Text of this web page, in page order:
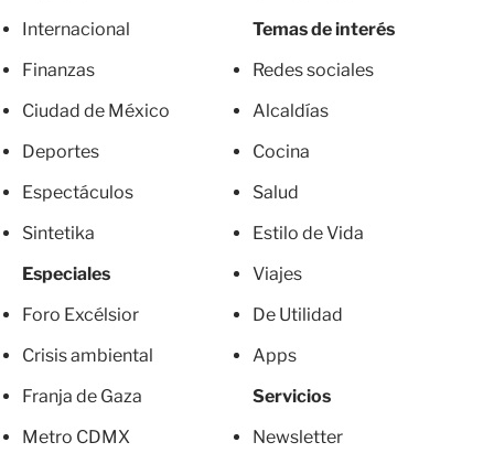
Internacional
Finanzas
Ciudad de México
Deportes
Espectáculos
Sintetika
Especiales
Foro Excélsior
Crisis ambiental
Franja de Gaza
Metro CDMX
Temas de interés
Redes sociales
Alcaldías
Cocina
Salud
Estilo de Vida
Viajes
De Utilidad
Apps
Servicios
Newsletter